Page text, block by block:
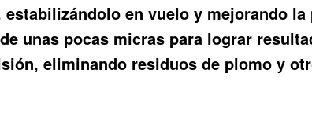
en vuelo y mejorando
unas pocas micras para lograr
eliminando residuos de plomo y